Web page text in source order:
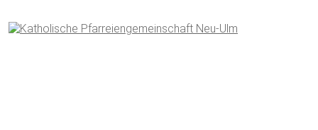
to
content